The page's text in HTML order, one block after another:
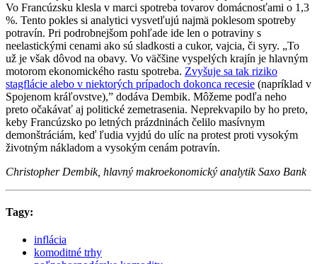
Vo Francúzsku klesla v marci spotreba tovarov domácnosťami o 1,3
%. Tento pokles si analytici vysvetľujú najmä poklesom spotreby
potravín. Pri podrobnejšom pohľade ide len o potraviny s
neelastickými cenami ako sú sladkosti a cukor, vajcia, či syry. „To
už je však dôvod na obavy. Vo väčšine vyspelých krajín je hlavným
motorom ekonomického rastu spotreba. Zvyšuje sa tak riziko
stagflácie alebo v niektorých prípadoch dokonca recesie (napríklad v
Spojenom kráľovstve),” dodáva Dembik. Môžeme podľa neho
preto očakávať aj politické zemetrasenia. Neprekvapilo by ho preto,
keby Francúzsko po letných prázdninách čelilo masívnym
demonštráciám, keď ľudia vyjdú do ulíc na protest proti vysokým
životným nákladom a vysokým cenám potravín.
Christopher Dembik, hlavný makroekonomický analytik Saxo Bank
Tagy:
inflácia
komoditné trhy